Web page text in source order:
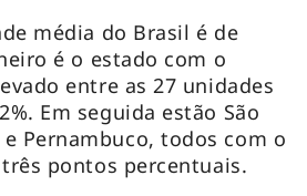
média do Brasil é de
é o estado com o
entre as 27 unidades
Em seguida estão São
Pernambuco, todos com o
pontos percentuais.